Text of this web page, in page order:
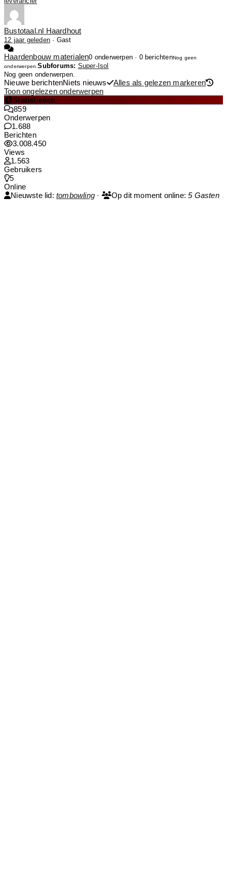
Bustotaal.nl Haardhout
12 jaar geleden · Gast
Haardenbouw materialen0 onderwerpen · 0 berichtenNog geen
onderwerpen.Subforums: Super-Isol
Nog geen onderwerpen.
Nieuwe berichtenNiets nieuws
Alles als gelezen markeren
Toon ongelezen onderwerpen
Statistieken
859
Onderwerpen
1.688
Berichten
3.008.450
Views
1.563
Gebruikers
5
Online
Nieuwste lid:tombowling · Op dit moment online:5 Gasten